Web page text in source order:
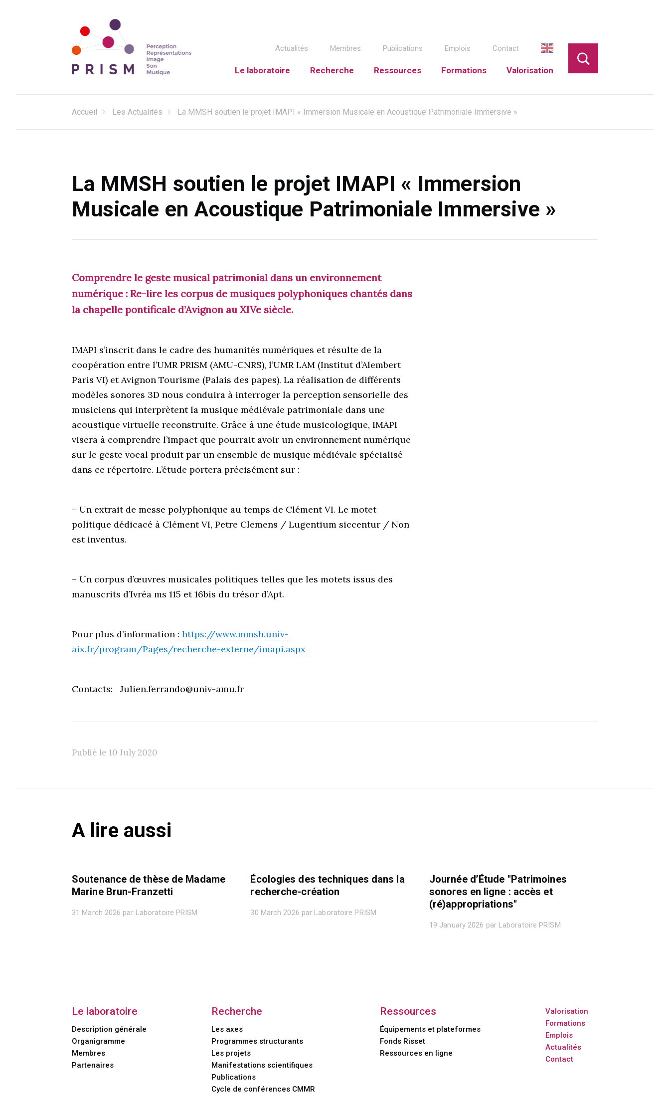
Laboratoire PRISM
Actualités Membres Publications Emplois Contact
Le laboratoire Recherche Ressources Formations Valorisation
Accueil Les Actualités La MMSH soutien le projet IMAPI « Immersion Musicale en Acoustique Patrimoniale Immersive »
La MMSH soutien le projet IMAPI « Immersion
Musicale en Acoustique Patrimoniale Immersive »
Comprendre le geste musical patrimonial dans un environnement
numérique : Re-lire les corpus de musiques polyphoniques chantés dans
la chapelle pontificale d’Avignon au XIVe siècle.
IMAPI s’inscrit dans le cadre des humanités numériques et résulte de la
coopération entre l’UMR PRISM (AMU-CNRS), l’UMR LAM (Institut d’Alembert
Paris VI) et Avignon Tourisme (Palais des papes). La réalisation de différents
modèles sonores 3D nous conduira à interroger la perception sensorielle des
musiciens qui interprètent la musique médiévale patrimoniale dans une
acoustique virtuelle reconstruite. Grâce à une étude musicologique, IMAPI
visera à comprendre l’impact que pourrait avoir un environnement numérique
sur le geste vocal produit par un ensemble de musique médiévale spécialisé
dans ce répertoire. L’étude portera précisément sur :
– Un extrait de messe polyphonique au temps de Clément VI. Le motet
politique dédicacé à Clément VI, Petre Clemens / Lugentium siccentur / Non
est inventus.
– Un corpus d’œuvres musicales politiques telles que les motets issus des
manuscrits d’Ivréa ms 115 et 16bis du trésor d’Apt.
Pour plus d’information : https://www.mmsh.univ-
aix.fr/program/Pages/recherche-externe/imapi.aspx
Contacts: Julien.ferrando@univ-amu.fr
Publié le 10 July 2020
A lire aussi
Soutenance de thèse de Madame
Marine Brun-Franzetti
31 March 2026 par Laboratoire PRISM
Écologies des techniques dans la
recherche-création
30 March 2026 par Laboratoire PRISM
Journée d’Étude "Patrimoines
sonores en ligne : accès et
(ré)appropriations"
19 January 2026 par Laboratoire PRISM
Le laboratoire
Description générale
Organigramme
Membres
Partenaires
Recherche
Les axes
Programmes structurants
Les projets
Manifestations scientifiques
Publications
Cycle de conférences CMMR
Ressources
Équipements et plateformes
Fonds Risset
Ressources en ligne
Valorisation
Formations
Emplois
Actualités
Contact